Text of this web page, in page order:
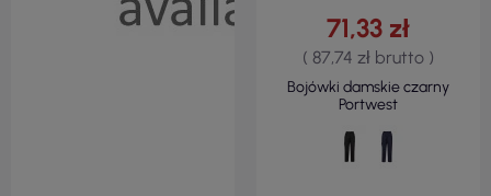
71,33 zł
( 87,74 zł brutto )
Bojówki damskie czarny
Portwest